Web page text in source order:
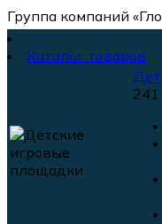
Группа компаний
Каталог товаров
241